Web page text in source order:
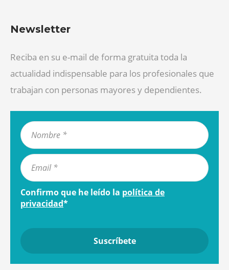
Newsletter
Reciba en su e-mail de forma gratuita toda la
actualidad indispensable para los profesionales que
trabajan con personas mayores y dependientes.
Confirmo que he leído la política de
privacidad*